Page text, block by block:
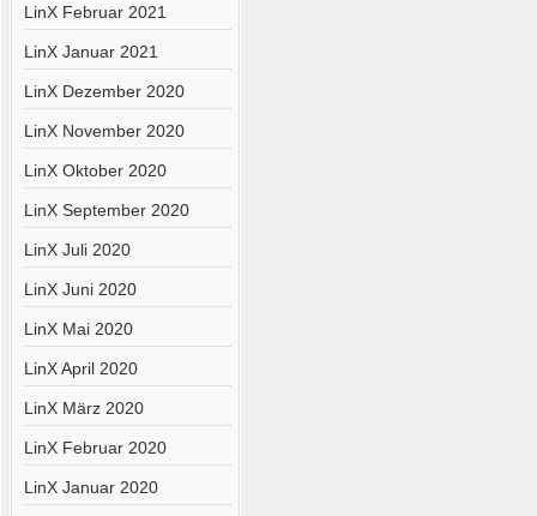
LinX Februar 2021
LinX Januar 2021
LinX Dezember 2020
LinX November 2020
LinX Oktober 2020
LinX September 2020
LinX Juli 2020
LinX Juni 2020
LinX Mai 2020
LinX April 2020
LinX März 2020
LinX Februar 2020
LinX Januar 2020